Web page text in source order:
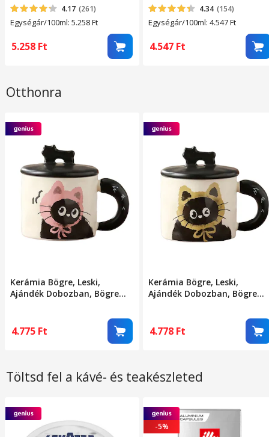
4.17 (261)
Egységár/100ml: 5.258Ft
5.258 Ft
4.34 (154)
Egységár/100ml: 4.547Ft
4.547 Ft
Otthonra
Kerámia Bögre, Leski,
Ajándék Dobozban, Bögre
Design Bögre 3D Figurás
Tetővel, 9.5 x 8 x 8 cm, 360
ml, Bézs, Rózsaszín Fekete
4.775 Ft
Kerámia Bögre, Leski,
Ajándék Dobozban, Bögre
Design Bögre 3D Figurás
Tetővel, 9.5 x 8 x 8 cm, 360
4.778 Ft
Töltsd fel a kávé- és teakészleted
-5%